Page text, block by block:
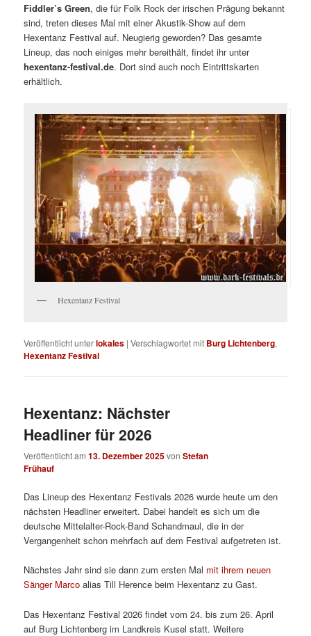
Fiddler’s Green, die für Folk Rock der irischen Prägung bekannt
sind, treten dieses Mal mit einer Akustik-Show auf dem
Hexentanz Festival auf. Neugierig geworden? Das gesamte
Lineup, das noch einiges mehr bereithält, findet ihr unter
hexentanz-festival.de. Dort sind auch noch Eintrittskarten
erhältlich.
Hexentanz Festival
Veröffentlicht unterlokales |Verschlagwortet mit Burg Lichtenberg,
Hexentanz Festival
Hexentanz: Nächster
Headliner für 2026
Veröffentlicht am13. Dezember 2025vonStefan
Frühauf
Das Lineup des Hexentanz Festivals 2026 wurde heute um den
nächsten Headliner erweitert. Dabei handelt es sich um die
deutsche Mittelalter-Rock-Band Schandmaul, die in der
Vergangenheit schon mehrfach auf dem Festival aufgetreten ist.
Nächstes Jahr sind sie dann zum ersten Mal mit ihrem neuen
Sänger Marco alias Till Herence beim Hexentanz zu Gast.
Das Hexentanz Festival 2026 findet vom 24. bis zum 26. April
auf Burg Lichtenberg im Landkreis Kusel statt. Weitere